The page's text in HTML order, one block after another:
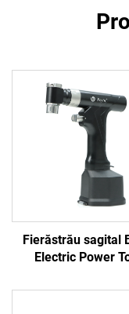
Fierăstrău sagital
Electric Power
sistemul